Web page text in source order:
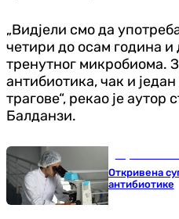
„Видјели смо да
четири до осам година и
тренутног микробиома.
антибиотика, чак и
трагове“, рекао је аутор
Балданзи.
Откривена
антибиотике